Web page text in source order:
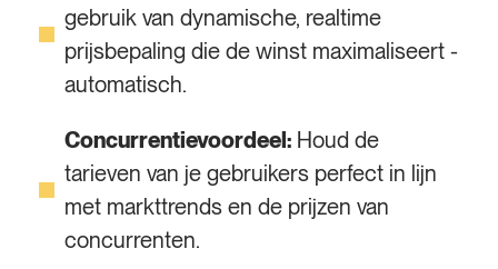
gebruik van dynamische, realtime
prijsbepaling die de winst maximaliseert -
automatisch.
Concurrentievoordeel:Houd de
tarieven van je gebruikers perfect in lijn
met markttrends en de prijzen van
concurrenten.